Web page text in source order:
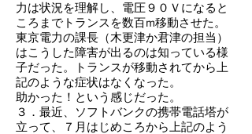
力は状況を理解し、電圧９０Ｖになると
ころまでトランスを数百m移動させた。
東京電力の課長（木更津か君津の担当）
はこうした障害が出るのは知っている様
子だった。トランスが移動されてから上
記のような症状はなくなった。
助かった！という感じだった。
３．最近、ソフトバンクの携帯電話塔が
立って、７月はじめころから上記のよう